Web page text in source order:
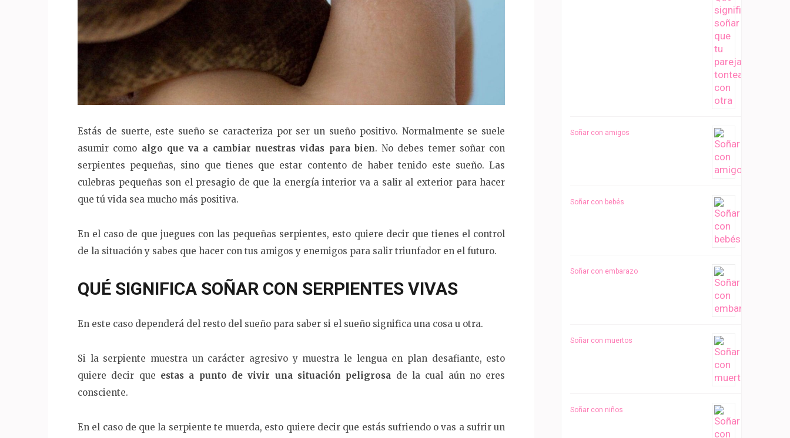
Estás de suerte, este sueño se caracteriza por ser un sueño positivo. Normalmente se suele
asumir como algo que va a cambiar nuestras vidas para bien. No debes temer soñar con
serpientes pequeñas, sino que tienes que estar contento de haber tenido este sueño. Las
culebras pequeñas son el presagio de que la energía interior va a salir al exterior para hacer
que tú vida sea mucho más positiva.
En el caso de que juegues con las pequeñas serpientes, esto quiere decir que tienes el control
de la situación y sabes que hacer con tus amigos y enemigos para salir triunfador en el futuro.
QUÉ SIGNIFICA SOÑAR CON SERPIENTES VIVAS
En este caso dependerá del resto del sueño para saber si el sueño significa una cosa u otra.
Si la serpiente muestra un carácter agresivo y muestra le lengua en plan desafiante, esto
quiere decir que estas a punto de vivir una situación peligrosa de la cual aún no eres
consciente.
En el caso de que la serpiente te muerda, esto quiere decir que estás sufriendo o vas a sufrir un
Soñar con amigos
Soñar con bebés
Soñar con embarazo
Soñar con muertos
Soñar con niños